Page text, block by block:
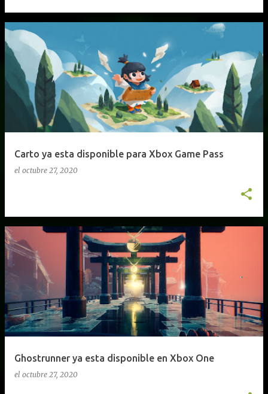
Carto ya esta disponible para Xbox Game Pass
el octubre 27, 2020
Ghostrunner ya esta disponible en Xbox One
el octubre 27, 2020